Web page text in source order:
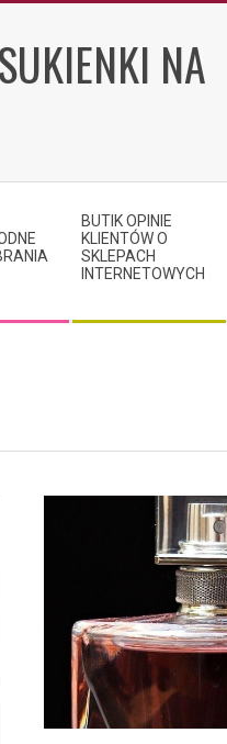
NA
BUTIK OPINIE
KLIENTÓW O
SKLEPACH
INTERNETOWYCH